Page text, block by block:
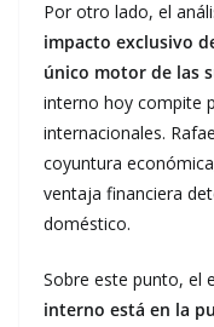
Por otro lado, el
impacto exclusivo
único motor de las
interno hoy compite
internacionales.
coyuntura
ventaja financiera
doméstico.
Sobre este punto, el
interno está en la